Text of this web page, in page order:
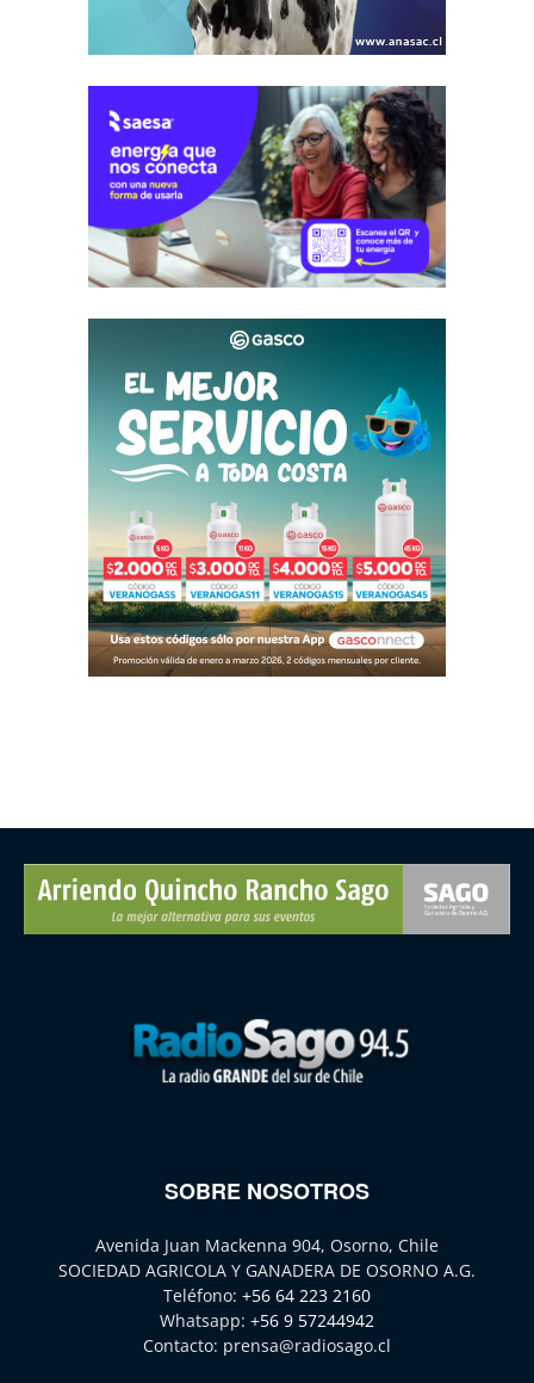
SOBRE NOSOTROS
Avenida Juan Mackenna 904, Osorno, Chile
SOCIEDAD AGRICOLA Y GANADERA DE OSORNO A.G.
Teléfono: +56 64 223 2160
Whatsapp: +56 9 57244942
Contacto: prensa@radiosago.cl